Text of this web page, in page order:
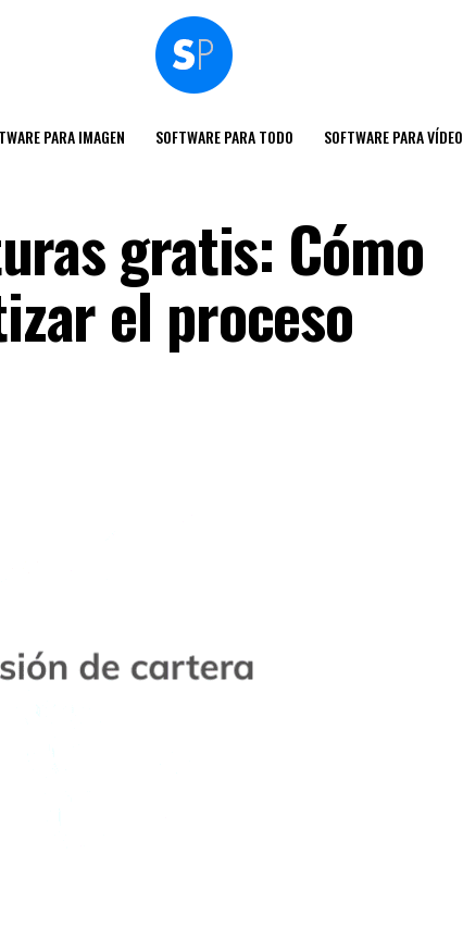
PARA IMAGEN SOFTWARE PARA TODO SOFTWARE PARA VÍDEO
gratis: Cómo
el proceso